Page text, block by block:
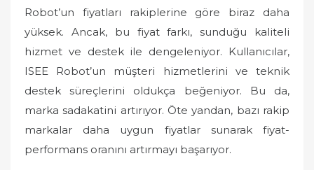
Robot’un fiyatları rakiplerine göre biraz daha
yüksek. Ancak, bu fiyat farkı, sunduğu kaliteli
hizmet ve destek ile dengeleniyor. Kullanıcılar,
ISEE Robot’un müşteri hizmetlerini ve teknik
destek süreçlerini oldukça beğeniyor. Bu da,
marka sadakatini artırıyor. Öte yandan, bazı rakip
markalar daha uygun fiyatlar sunarak fiyat-
performans oranını artırmayı başarıyor.